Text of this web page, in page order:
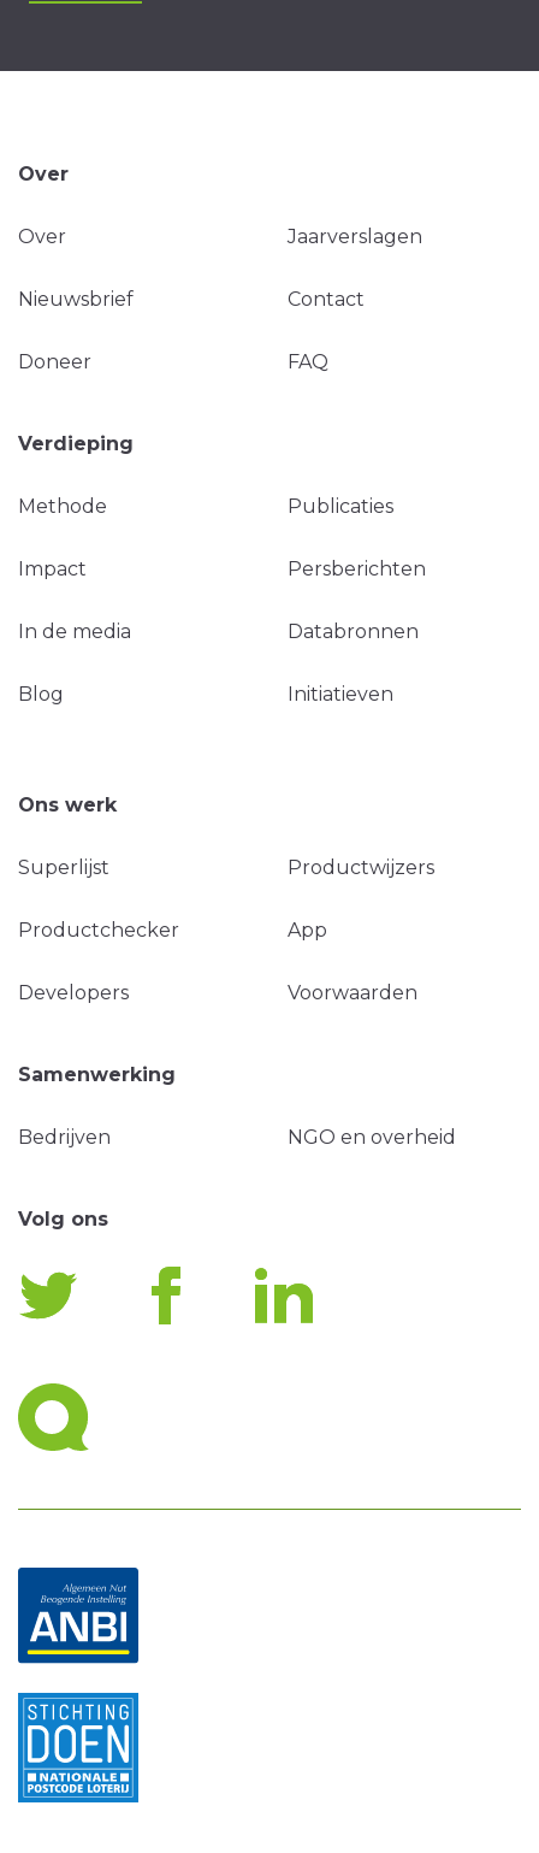
Over
Over Jaarverslagen
Nieuwsbrief Contact
Doneer FAQ
Verdieping
Methode Publicaties
Impact Persberichten
In de media Databronnen
Blog Initiatieven
Ons werk
Superlijst Productwijzers
Productchecker App
Developers Voorwaarden
Samenwerking
Bedrijven NGO en overheid
Volg ons